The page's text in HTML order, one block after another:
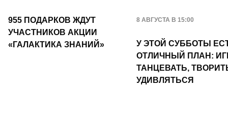
955 ПОДАРКОВ ЖДУТ
УЧАСТНИКОВ АКЦИИ
«ГАЛАКТИКА ЗНАНИЙ»
8 АВГУСТА В 15:00
У ЭТОЙ СУББОТЫ
ОТЛИЧНЫЙ ПЛАН:
ТАНЦЕВАТЬ,
УДИВЛЯТЬСЯ